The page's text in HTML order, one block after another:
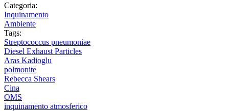
Categoria:
Inquinamento
Ambiente
Tags:
Streptococcus pneumoniae
Diesel Exhaust Particles
Aras Kadioglu
polmonite
Rebecca Shears
Cina
OMS
inquinamento atmosferico